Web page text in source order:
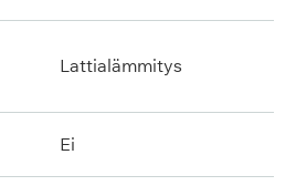
lattialämmitys
ei